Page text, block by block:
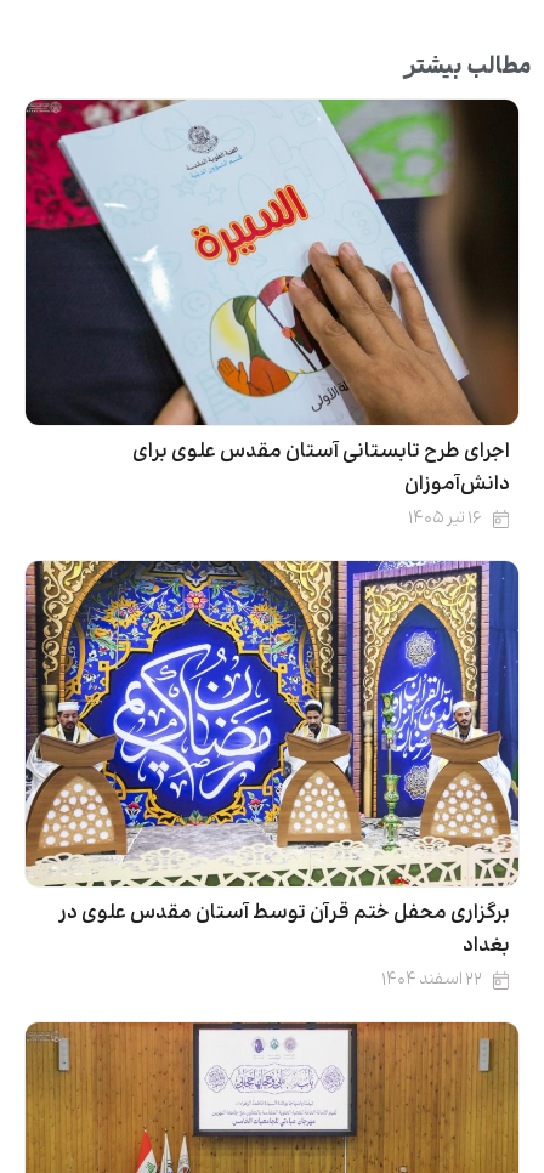
مطالب بیشتر
اجرای طرح تابستانی آستان مقدس علوی برای
دانش‌آموزان
۱۶ تیر ۱۴۰۵
برگزاری محفل ختم قرآن توسط آستان مقدس علوی در
بغداد
۲۲ اسفند ۱۴۰۴